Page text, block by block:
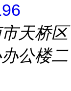
天桥区
公楼二